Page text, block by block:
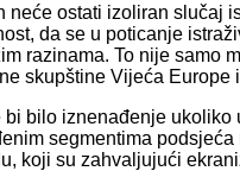
ostati izoliran slučaj
da se u poticanje
razinama. To nije samo
skupštine Vijeća Europe
bilo iznenađenje
segmentima
koji su zahvaljujući